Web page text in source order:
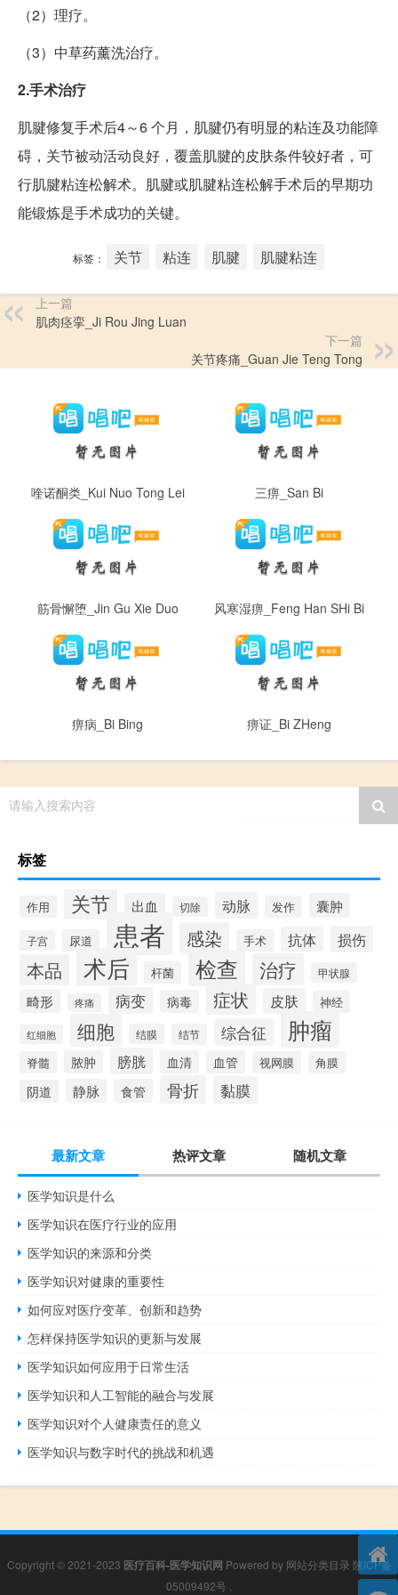
（2）理疗。
（3）中草药薰洗治疗。
2.手术治疗
肌腱修复手术后4～6 个月，肌腱仍有明显的粘连及功能障
碍，关节被动活动良好，覆盖肌腱的皮肤条件较好者，可
行肌腱粘连松解术。肌腱或肌腱粘连松解手术后的早期功
能锻炼是手术成功的关键。
标签： 关节 粘连 肌腱 肌腱粘连
上一篇
肌肉痉挛_Ji Rou Jing Luan
下一篇
关节疼痛_Guan Jie Teng Tong
喹诺酮类_Kui Nuo Tong Lei 三痹_San Bi
筋骨懈堕_Jin Gu Xie Duo 风寒湿痹_Feng Han SHi Bi
痹病_Bi Bing 痹证_Bi ZHeng
请输入搜索内容
标签
作用 关节 出血 切除 动脉 发作 囊肿
子宫 尿道 患者 感染 手术 抗体 损伤
本品 术后 杆菌 检查 治疗 甲状腺
畸形 疼痛 病变 病毒 症状 皮肤 神经
红细胞 细胞 结膜 结节 综合征 肿瘤
脊髓 脓肿 膀胱 血清 血管 视网膜 角膜
阴道 静脉 食管 骨折 黏膜
最新文章 热评文章 随机文章
医学知识是什么
医学知识在医疗行业的应用
医学知识的来源和分类
医学知识对健康的重要性
如何应对医疗变革、创新和趋势
怎样保持医学知识的更新与发展
医学知识如何应用于日常生活
医学知识和人工智能的融合与发展
医学知识对个人健康责任的意义
医学知识与数字时代的挑战和机遇
Copyright © 2021-2023 医疗百科-医学知识网 Powered by 网站分类目录 陕ICP备
05009492号